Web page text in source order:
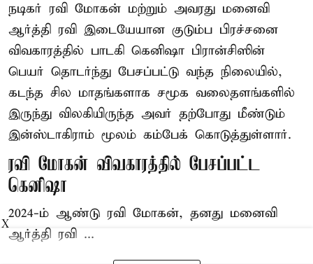
நடிகர் ரவி மோகன் மற்றும் அவரது மனைவி
ஆர்த்தி ரவி இடையேயான குடும்ப பிரச்சனை
விவகாரத்தில் பாடகி கெனிஷா பிரான்சிஸின்
பெயர் தொடர்ந்து பேசப்பட்டு வந்த நிலையில்,
கடந்த சில மாதங்களாக சமூக வலைதளங்களில்
இருந்து விலகியிருந்த அவர் தற்போது மீண்டும்
இன்ஸ்டாகிராம் மூலம் கம்பேக் கொடுத்துள்ளார்.
ரவி மோகன் விவகாரத்தில் பேசப்பட்ட
கெனிஷா
2024-ம் ஆண்டு ரவி மோகன், தனது மனைவி
ஆர்த்தி ரவி ...
X